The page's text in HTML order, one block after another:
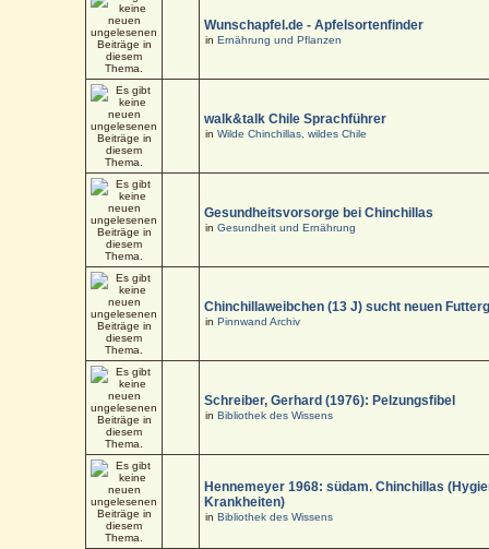
Wunschapfel.de - Apfelsortenfinder
inErnährung und Pflanzen
walk&talk Chile Sprachführer
inWilde Chinchillas, wildes Chile
Gesundheitsvorsorge bei Chinchillas
inGesundheit und Ernährung
Chinchillaweibchen (13 J) sucht neuen
inPinnwand Archiv
Schreiber, Gerhard (1976): Pelzungsfibel
inBibliothek des Wissens
Hennemeyer 1968: südam. Chinchillas
Krankheiten)
inBibliothek des Wissens